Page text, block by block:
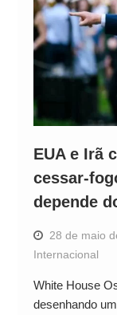
EUA e Irã
cessar-
depende
28 de maio
Internacional
White House
desenhando